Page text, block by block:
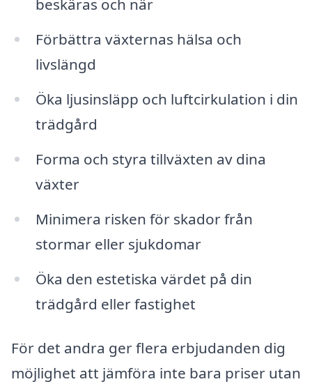
beskäras och när
Förbättra växternas hälsa och
livslängd
Öka ljusinsläpp och luftcirkulation i din
trädgård
Forma och styra tillväxten av dina
växter
Minimera risken för skador från
stormar eller sjukdomar
Öka den estetiska värdet på din
trädgård eller fastighet
För det andra ger flera erbjudanden dig
möjlighet att jämföra inte bara priser utan